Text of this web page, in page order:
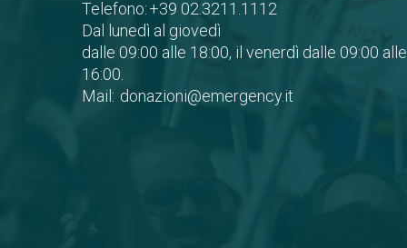
Telefono:+39 02.3211.1112
Dal lunedì al giovedì
dalle 09:00 alle 18:00, il venerdì dalle 09:00 alle
16:00.
Mail: donazioni@emergency.it